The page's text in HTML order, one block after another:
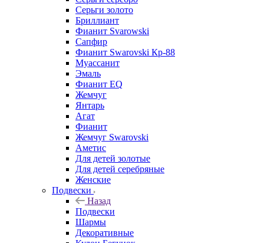
Серьги золото
Бриллиант
Фианит Svarowski
Сапфир
Фианит Swarovski Кр-88
Муассанит
Эмаль
Фианит EQ
Жемчуг
Янтарь
Агат
Фианит
Жемчуг Swarovski
Аметис
Для детей золотые
Для детей серебряные
Женские
Подвески
Назад
Подвески
Шармы
Декоративные